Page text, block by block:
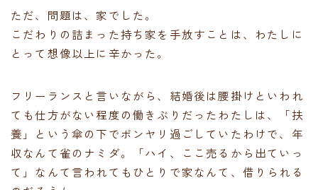
ただ、問題は、家でした。
こだわりの詰まった持ち家を手放すことは、わたしに
とって想像以上に辛かった。
フリーランスと言いながら、結婚後は腰掛けといわれ
ても仕方がない程度の働きぶりだったわたしは、「扶
養」という傘の下でボンヤリ過ごしていたわけで、年
収なんて雀のナミダ。「ハイ、ここ売るから出ていっ
て」なんて言われてもひとりで家なんて、借りられる